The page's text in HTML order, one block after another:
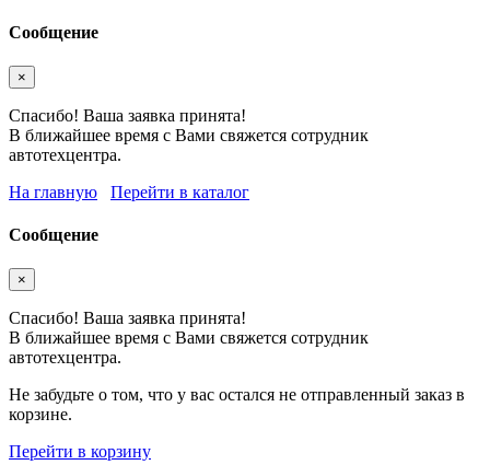
Сообщение
×
Спасибо! Ваша заявка принята!
В ближайшее время с Вами свяжется сотрудник
автотехцентра.
На главную
Перейти в каталог
Сообщение
×
Спасибо! Ваша заявка принята!
В ближайшее время с Вами свяжется сотрудник
автотехцентра.
Не забудьте о том, что у вас остался не отправленный заказ в
корзине.
Перейти в корзину